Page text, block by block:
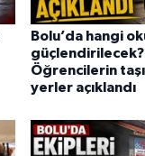
Bolu’da hangi
güçlendirilecek?
Öğrencilerin
yerler açıklandı